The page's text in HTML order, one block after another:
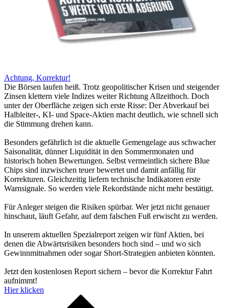
Achtung, Korrektur!
Die Börsen laufen heiß. Trotz geopolitischer Krisen und steigender
Zinsen klettern viele Indizes weiter Richtung Allzeithoch. Doch
unter der Oberfläche zeigen sich erste Risse: Der Abverkauf bei
Halbleiter-, KI- und Space-Aktien macht deutlich, wie schnell sich
die Stimmung drehen kann.
Besonders gefährlich ist die aktuelle Gemengelage aus schwacher
Saisonalität, dünner Liquidität in den Sommermonaten und
historisch hohen Bewertungen. Selbst vermeintlich sichere Blue
Chips sind inzwischen teuer bewertet und damit anfällig für
Korrekturen. Gleichzeitig liefern technische Indikatoren erste
Warnsignale. So werden viele Rekordstände nicht mehr bestätigt.
Für Anleger steigen die Risiken spürbar. Wer jetzt nicht genauer
hinschaut, läuft Gefahr, auf dem falschen Fuß erwischt zu werden.
In unserem aktuellen Spezialreport zeigen wir fünf Aktien, bei
denen die Abwärtsrisiken besonders hoch sind – und wo sich
Gewinnmitnahmen oder sogar Short-Strategien anbieten könnten.
Jetzt den kostenlosen Report sichern – bevor die Korrektur Fahrt
aufnimmt!
Hier klicken